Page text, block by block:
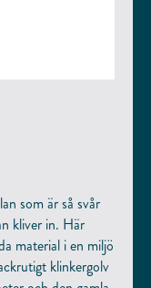
som är så svår
kliver in. Här
material i en miljö
klinkergolv